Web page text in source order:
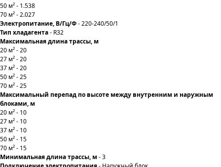
50 м² - 1.538
70 м² - 2.027
Электропитание, В/Гц/Ф- 220-240/50/1
Тип хладагента- R32
Максимальная длина трассы, м
20 м² - 20
27 м² - 20
37 м² - 20
50 м² - 25
70 м² - 25
Максимальный перепад по высоте между внутренним и наружным
блоками, м
20 м² - 10
27 м² - 10
37 м² - 10
50 м² - 15
70 м² - 15
Минимальная длина трассы, м- 3